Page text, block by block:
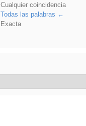
Cualquier coincidencia
Todas las palabras
Exacta